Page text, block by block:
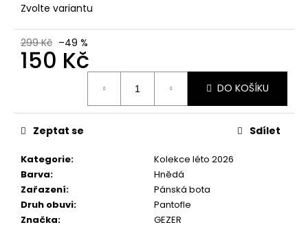
Zvolte variantu
299 Kč –49 %
150 Kč
DO KOŠÍKU
Kategorie:
Kolekce léto 2026
Barva:
Hnědá
Zařazení:
Pánská bota
Druh obuvi:
Pantofle
Značka:
GEZER
Zeptat se Sdílet
č
u
e
m